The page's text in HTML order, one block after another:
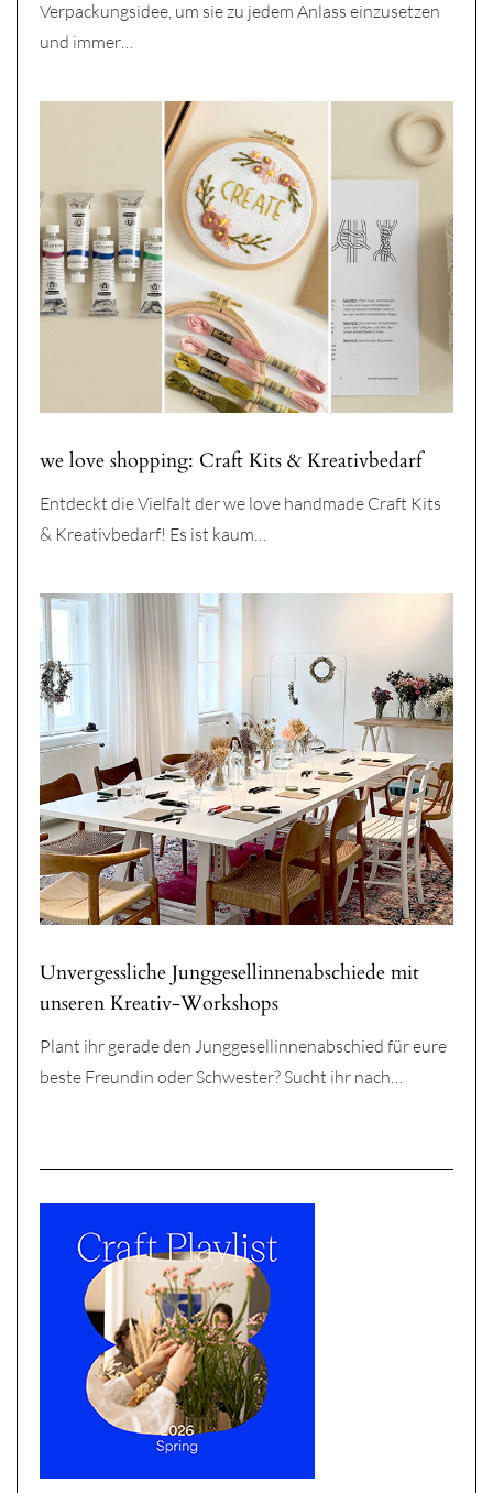
Verpackungsidee, um sie zu jedem Anlass einzusetzen
und immer…
we love shopping: Craft Kits & Kreativbedarf
Entdeckt die Vielfalt der we love handmade Craft Kits
& Kreativbedarf! Es ist kaum…
Unvergessliche Junggesellinnenabschiede mit
unseren Kreativ-Workshops
Plant ihr gerade den Junggesellinnenabschied für eure
beste Freundin oder Schwester? Sucht ihr nach…